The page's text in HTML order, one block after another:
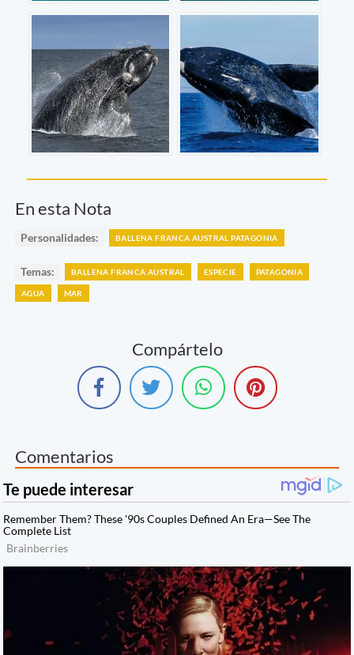
En esta Nota
Personalidades: BALLENA FRANCA AUSTRAL PATAGONIA
Temas: BALLENA FRANCA AUSTRAL ESPECIE PATAGONIA
AGUA MAR
Compártelo
Comentarios